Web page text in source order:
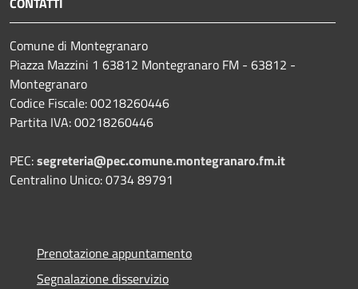
Comune di Montegranaro
Piazza Mazzini 1 63812 Montegranaro FM - 63812 -
Montegranaro
Codice Fiscale: 00218260446
Partita IVA: 00218260446
PEC:segreteria@pec.comune.montegranaro.fm.it
Centralino Unico: 0734 89791
Prenotazione appuntamento
Segnalazione disservizio